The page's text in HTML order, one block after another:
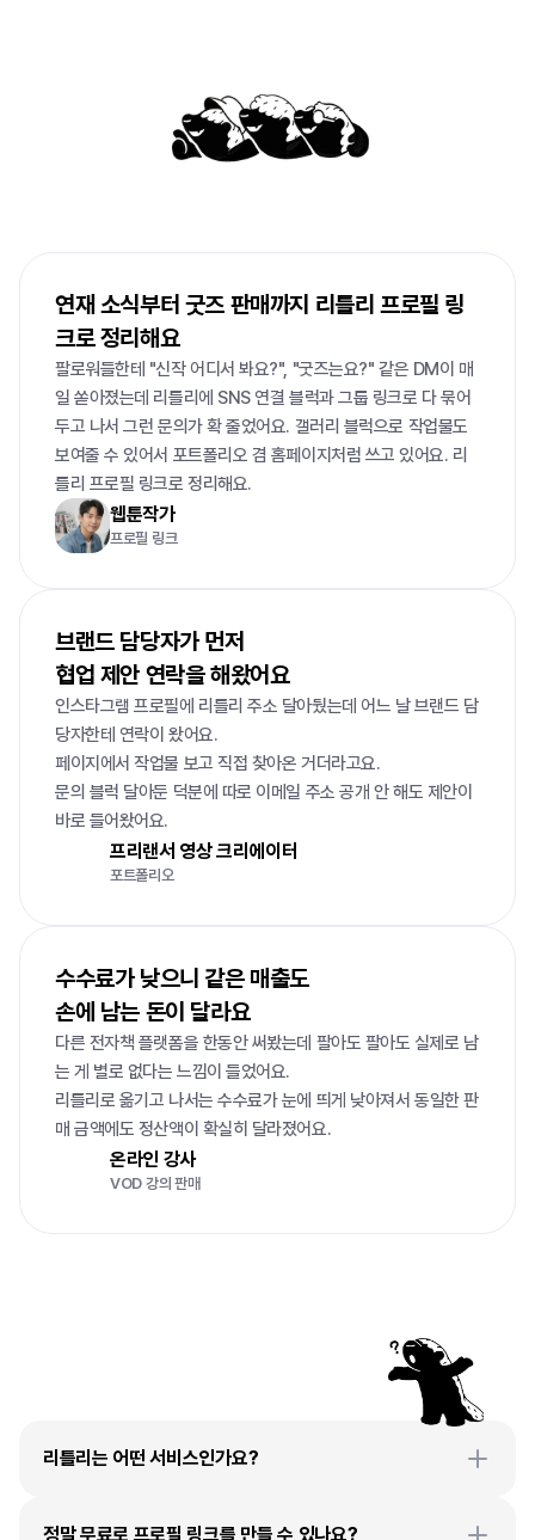
연재 소식부터 굿즈 판매까지 리틀리 프로필 링
크로 정리해요
팔로워들한테 "신작 어디서 봐요?", "굿즈는요?" 같은 DM이 매
일 쏟아졌는데 리틀리에 SNS 연결 블럭과 그룹 링크로 다 묶어
두고 나서 그런 문의가 확 줄었어요. 갤러리 블럭으로 작업물도
보여줄 수 있어서 포트폴리오 겸 홈페이지처럼 쓰고 있어요. 리
틀리 프로필 링크로 정리해요.
웹툰작가
프로필 링크
브랜드 담당자가 먼저
협업 제안 연락을 해왔어요
인스타그램 프로필에 리틀리 주소 달아뒀는데 어느 날 브랜드 담
당자한테 연락이 왔어요.
페이지에서 작업물 보고 직접 찾아온 거더라고요.
문의 블럭 달아둔 덕분에 따로 이메일 주소 공개 안 해도 제안이
바로 들어왔어요.
프리랜서 영상 크리에이터
포트폴리오
수수료가 낮으니 같은 매출도
손에 남는 돈이 달라요
다른 전자책 플랫폼을 한동안 써봤는데 팔아도 팔아도 실제로 남
는 게 별로 없다는 느낌이 들었어요.
리틀리로 옮기고 나서는 수수료가 눈에 띄게 낮아져서 동일한 판
매 금액에도 정산액이 확실히 달라졌어요.
온라인 강사
VOD 강의 판매
리틀리는 어떤 서비스인가요?
정말 무료로 프로필 링크를 만들 수 있나요?